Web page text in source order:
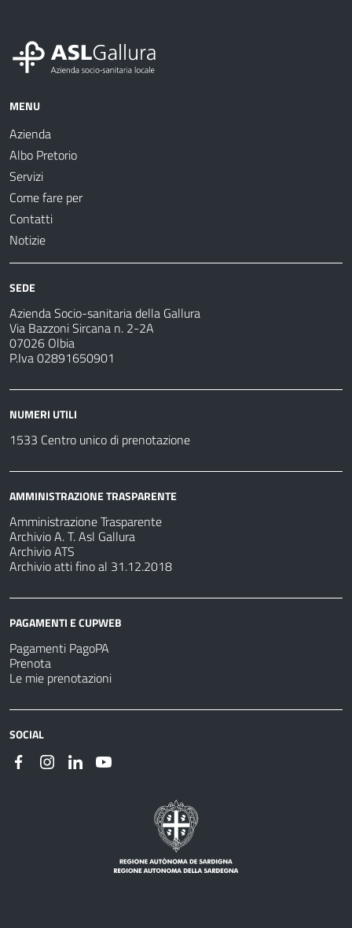
MENU
Azienda
Albo Pretorio
Servizi
Come fare per
Contatti
Notizie
SEDE
Azienda Socio-sanitaria della Gallura
Via Bazzoni Sircana n. 2-2A
07026 Olbia
P.Iva 02891650901
NUMERI UTILI
1533 Centro unico di prenotazione
AMMINISTRAZIONE TRASPARENTE
Amministrazione Trasparente
Archivio A. T. Asl Gallura
Archivio ATS
Archivio atti fino al 31.12.2018
PAGAMENTI E CUPWEB
Pagamenti PagoPA
Prenota
Le mie prenotazioni
SOCIAL